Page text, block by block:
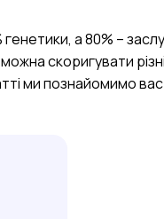
а 80% –
скоригувати
ми познайомимо